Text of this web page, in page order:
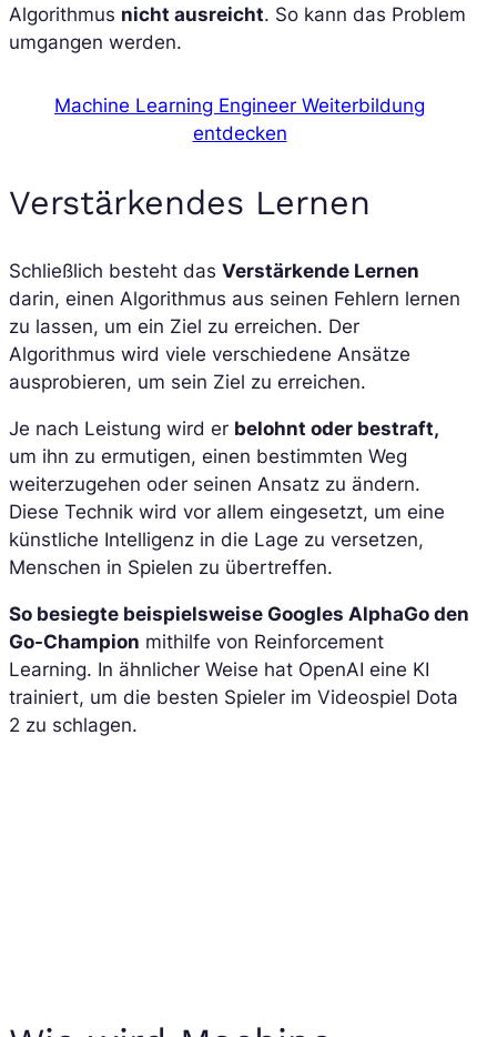
Algorithmus nicht ausreicht. So kann das Problem
umgangen werden.
Machine Learning Engineer Weiterbildung
entdecken
Verstärkendes Lernen
Schließlich besteht das Verstärkende Lernen
darin, einen Algorithmus aus seinen Fehlern lernen
zu lassen, um ein Ziel zu erreichen. Der
Algorithmus wird viele verschiedene Ansätze
ausprobieren, um sein Ziel zu erreichen.
Je nach Leistung wird er belohnt oder bestraft,
um ihn zu ermutigen, einen bestimmten Weg
weiterzugehen oder seinen Ansatz zu ändern.
Diese Technik wird vor allem eingesetzt, um eine
künstliche Intelligenz in die Lage zu versetzen,
Menschen in Spielen zu übertreffen.
So besiegte beispielsweise Googles AlphaGo den
Go-Champion mithilfe von Reinforcement
Learning. In ähnlicher Weise hat OpenAI eine KI
trainiert, um die besten Spieler im Videospiel Dota
2 zu schlagen.